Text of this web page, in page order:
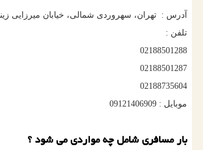
آدرس : تهران، سهروردی شمالی، خیابان میرزایی زینالی
تلفن :
02188501288
02188501287
02188735604
موبایل : 09121406909
بار مسافری شامل چه مواردی می شود ؟